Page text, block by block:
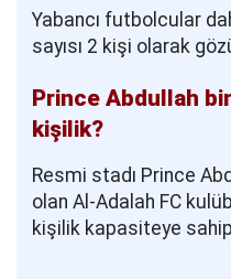
Yabancı futbolcular
sayısı 2 kişi olarak
Prince Abdullah
kişilik?
Resmi stadı Prince
olan Al-Adalah FC
kişilik kapasiteye